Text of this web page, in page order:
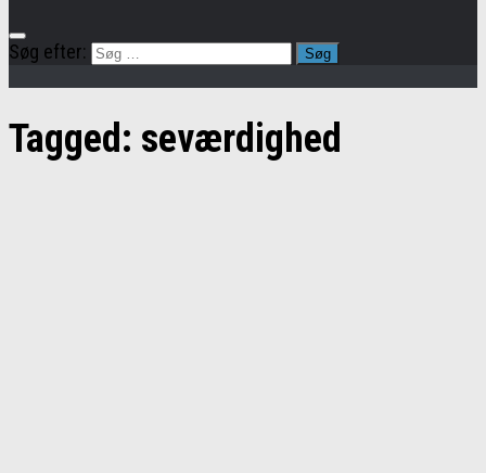
Søg efter:
Tagged: seværdighed